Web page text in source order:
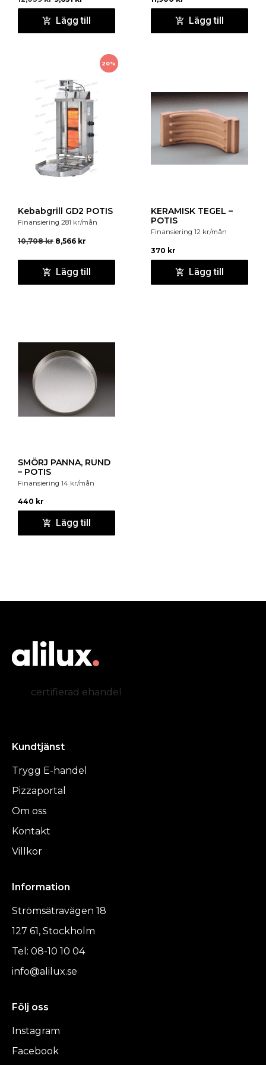
Lägg till Lägg till
20%
Kebabgrill GD2 POTIS
Finansiering 281 kr/mån
10,708kr 8,566 kr
Lägg till
KERAMISK TEGEL –
POTIS
Finansiering 12 kr/mån
370 kr
Lägg till
SMÖRJ PANNA, RUND
– POTIS
Finansiering 14 kr/mån
440 kr
Lägg till
certifierad ehandel
Kundtjänst
Trygg E-handel
Pizzaportal
Om oss
Kontakt
Villkor
Information
Strömsätravägen 18
127 61, Stockholm
Tel: 08-10 10 04
info@alilux.se
Följ oss
Instagram
Facebook